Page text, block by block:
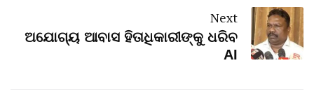
Next
ଅଯୋଗ୍ୟ ଆବାସ ହିତାଧିକାରୀଙ୍କୁ ଧରିବ
AI